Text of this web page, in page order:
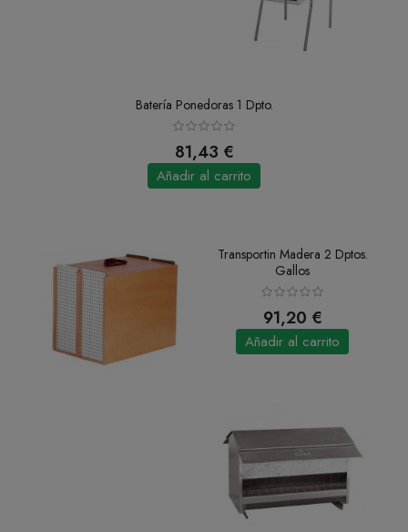
Batería Ponedoras 1 Dpto.
81,43 €
Añadir al carrito
Transportin Madera 2 Dptos.
Gallos
91,20 €
Añadir al carrito